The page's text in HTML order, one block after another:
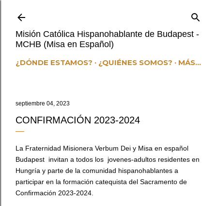
Misión Católica Hispanohablante de Budapest -
MCHB (Misa en Español)
¿DÓNDE ESTAMOS? ¿QUIÉNES SOMOS? MÁS…
septiembre 04, 2023
CONFIRMACIÓN 2023-2024
La Fraternidad Misionera Verbum Dei y Misa en español
Budapest  invitan a todos los  jovenes-adultos residentes en
Hungría y parte de la comunidad hispanohablantes a
participar en la formación catequista del Sacramento de
Confirmación 2023-2024.